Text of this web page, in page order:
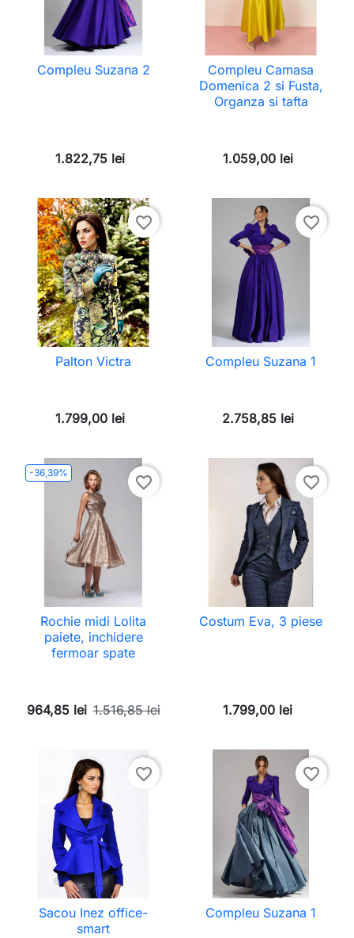
Compleu Suzana 2
1.822,75 lei
Compleu Camasa
Domenica 2 si Fusta,
Organza si tafta
1.059,00 lei
favorite_border
Palton Victra
1.799,00 lei
favorite_border
Compleu Suzana 1
2.758,85 lei
-36,39%
favorite_border
Rochie midi Lolita
paiete, inchidere
fermoar spate
964,85 lei 1.516,85 lei
favorite_border
Costum Eva, 3 piese
1.799,00 lei
favorite_border
Sacou Inez office-
smart
favorite_border
Compleu Suzana 1